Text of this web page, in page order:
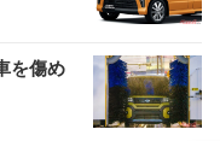
を傷め